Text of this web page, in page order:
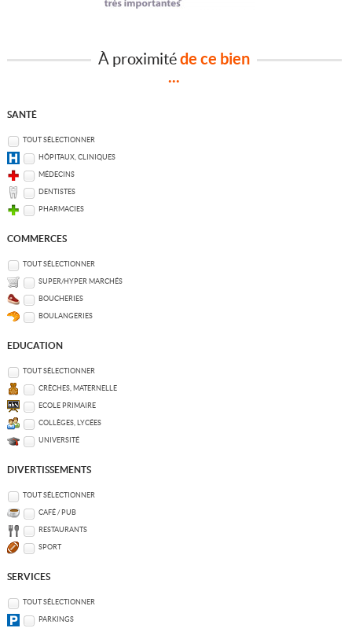
À proximitéde ce bien
...
SANTÉ
TOUT SÉLECTIONNER
HÔPITAUX, CLINIQUES
MÉDECINS
DENTISTES
PHARMACIES
COMMERCES
TOUT SÉLECTIONNER
SUPER/HYPER MARCHÉS
BOUCHERIES
BOULANGERIES
EDUCATION
TOUT SÉLECTIONNER
CRÈCHES, MATERNELLE
ECOLE PRIMAIRE
COLLÈGES, LYCÉES
UNIVERSITÉ
DIVERTISSEMENTS
TOUT SÉLECTIONNER
CAFÉ / PUB
RESTAURANTS
SPORT
SERVICES
TOUT SÉLECTIONNER
PARKINGS